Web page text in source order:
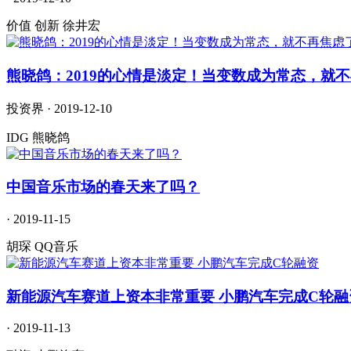
价值 创新 徐井宏
熊晓鸽：2019的心情是淡定！当变数成为常态，就
投资界 · 2019-12-10
IDG 熊晓鸽
中国音乐市场的春天来了吗？
· 2019-11-15
胡琛 QQ音乐
新能源汽车赛道上资本非常重要 小鹏汽车完成C轮
· 2019-11-13